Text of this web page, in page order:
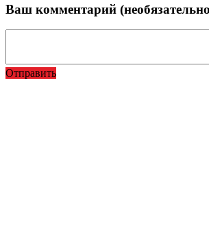
Ваш комментарий
Отправить